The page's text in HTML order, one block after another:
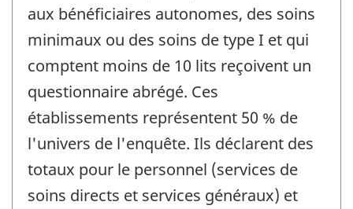
aux bénéficiaires autonomes, des soins
minimaux ou des soins de type I et qui
comptent moins de 10 lits reçoivent un
questionnaire abrégé. Ces
établissements représentent 50 % de
l'univers de l'enquête. Ils déclarent des
totaux pour le personnel (services de
soins directs et services généraux) et